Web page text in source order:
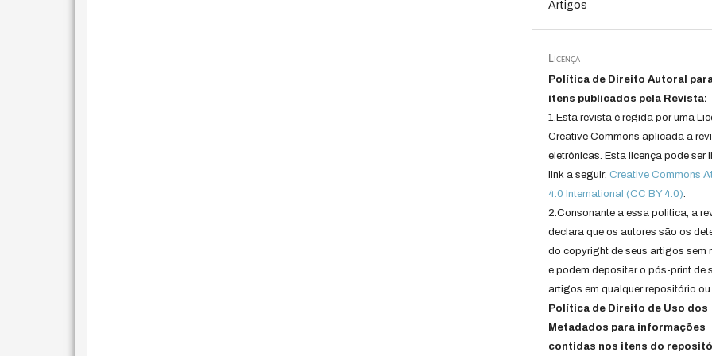
Artigos
Licença
Política de Direito Autoral
itens publicados pela Revista:
1.Esta revista é regida por uma
Creative Commons aplicada a
eletrônicas. Esta licença pode ser
link a seguir:Creative Commons
4.0 International (CC BY 4.0).
2.Consonante a essa politica, a
declara que os autores são os
do copyright de seus artigos sem
e podem depositar o pós-print de
artigos em qualquer repositório ou
Política de Direito de Uso dos
Metadados para informações
contidas nos itens do